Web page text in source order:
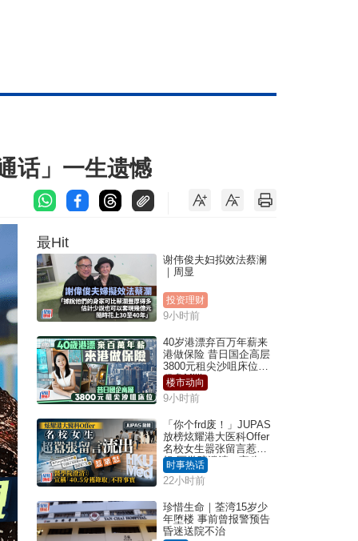
话」一生遗憾
最Hit
谢伟俊夫妇拟效法蔡澜
｜周显
投资理财
9小时前
40岁港漂弃百万年薪来
港做保险 昔日国企高层
3800元租尖沙咀床位｜
租盘Million
楼市动向
9小时前
「你个frd废！」JUPAS
放榜炫耀港大医科Offer
名校女生嚣张留言惹众
怒 医学院澄清：宣称
「40.5分获录取」不符事
实｜Juicy叮
时事热话
22小时前
珍惜生命｜荃湾15岁少
年堕楼 事前曾报警预告
昏迷送院不治